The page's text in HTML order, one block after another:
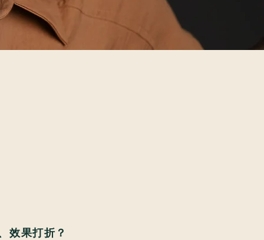
效果打折？